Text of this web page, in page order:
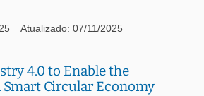
Atualizado: 07/11/2025
4.0 to Enable the
Circular Economy